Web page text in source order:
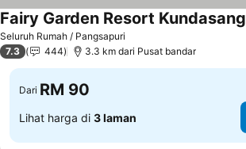
Seluruh Rumah / Pangsapuri
Fairy Garden Resort Kundasang
7.3 444 3.3 km dari Pusat bandar
Dari RM 90
Lihat harga di 3 laman